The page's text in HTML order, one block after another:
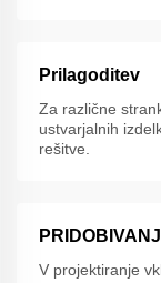
Prilagoditev
Za različne
ustvarjalnih
rešitve.
V projektiranje